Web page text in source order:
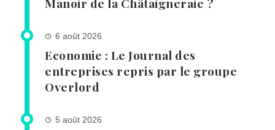
6 août 2026
Economie : Le Journal des
entreprises repris par le groupe
Overlord
5 août 2026